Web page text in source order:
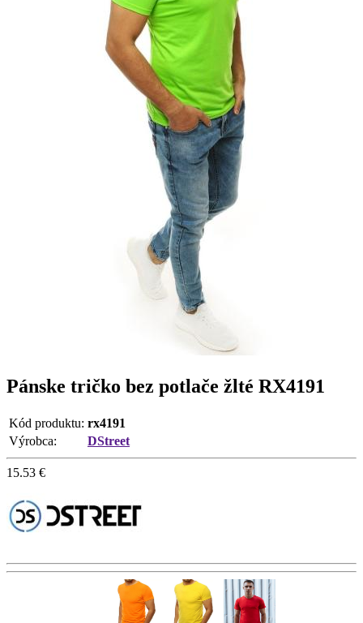
Pánske tričko bez potlače žlté RX4191
Kód produktu: rx4191
Výrobca:
DStreet
15.53 €